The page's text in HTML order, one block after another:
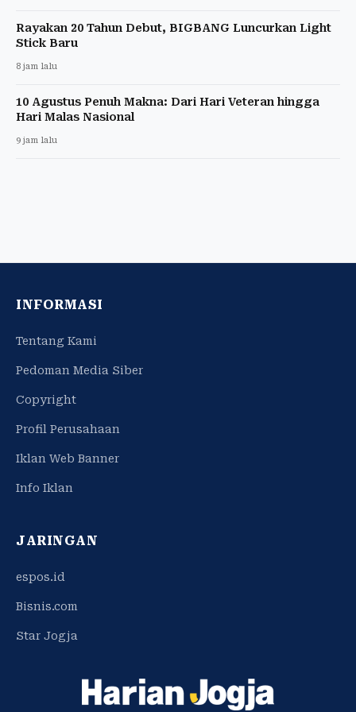
Rayakan 20 Tahun Debut, BIGBANG Luncurkan Light
Stick Baru
8 jam lalu
10 Agustus Penuh Makna: Dari Hari Veteran hingga
Hari Malas Nasional
9 jam lalu
INFORMASI
Tentang Kami
Pedoman Media Siber
Copyright
Profil Perusahaan
Iklan Web Banner
Info Iklan
JARINGAN
espos.id
Bisnis.com
Star Jogja